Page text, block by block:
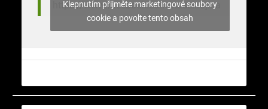
https://www.facebook.com/nasekrajina
Klepnutím přijměte marketingové soubory
cookie a povolte tento obsah